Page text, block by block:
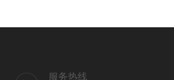
服务热线